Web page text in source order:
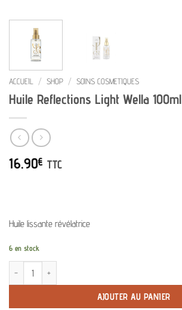
ACCUEIL / SHOP / SOINS COSMETIQUES
Huile Reflections Light Wella 100ml
16.90€ TTC
Huile lissante révélatrice
6 en stock
quantité de Huile Reflections Light Wella 100ml
AJOUTER AU PANIER